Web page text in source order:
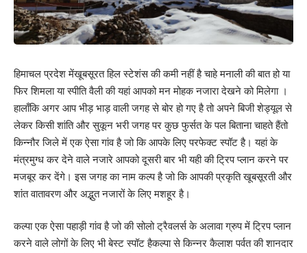
हिमाचल प्रदेश मेंखूबसूरत हिल स्टेशंस की कमी नहीं है चाहे मनाली की बात हो या
फिर शिमला या स्पीति वैली की यहां आपको मन मोहक नजारा देखने को मिलेगा ।
हालाँकि अगर आप भीड़ भाड़ वाली जगह से बोर हो गए है तो अपने बिजी शेड्यूल से
लेकर किसी शांति और सुकून भरी जगह पर कुछ फुर्सत के पल बिताना चाहते हैंतो
किन्नौर जिले में एक ऐसा गांव है जो कि आपके लिए परफेक्ट स्पॉट है। यहां के
मंत्रमुग्ध कर देने वाले नजारे आपको दूसरी बार भी यही की ट्रिप प्लान करने पर
मजबूर कर देंगे। इस जगह का नाम कल्प है जो कि आपकी प्रकृति खूबसूरती और
शांत वातावरण और अद्भुत नजारों के लिए मशहूर है।
कल्पा एक ऐसा पहाड़ी गांव है जो की सोलो ट्रैवलर्स के अलावा ग्रुप में ट्रिप प्लान
करने वाले लोगों के लिए भी बेस्ट स्पॉट हैकल्पा से किन्नर कैलाश पर्वत की शानदार